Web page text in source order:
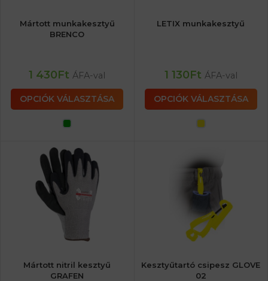
Mártott munkakesztyű
BRENCO
1 430Ft ÁFA-val
OPCIÓK VÁLASZTÁSA
LETIX munkakesztyű
1 130Ft ÁFA-val
OPCIÓK VÁLASZTÁSA
Mártott nitril kesztyű
GRAFEN
Kesztyűtartó csipesz GLOVE
02